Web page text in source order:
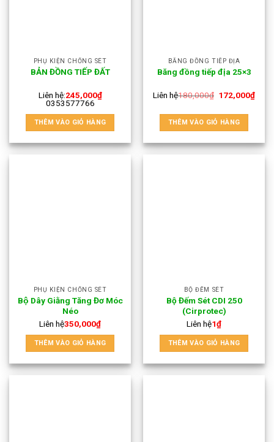
PHỤ KIỆN CHỐNG SÉT
BẢN ĐỒNG TIẾP ĐẤT
Liên hệ:245,000₫
0353577766
THÊM VÀO GIỎ HÀNG
BĂNG ĐỒNG TIẾP ĐỊA
Băng đồng tiếp địa 25×3
Liên hệ180,000₫ 172,000₫
THÊM VÀO GIỎ HÀNG
PHỤ KIỆN CHỐNG SÉT
Bộ Dây Giằng Tăng Đơ Móc
Néo
Liên hệ350,000₫
THÊM VÀO GIỎ HÀNG
BỘ ĐẾM SÉT
Bộ Đếm Sét CDI 250
(Cirprotec)
Liên hệ1₫
THÊM VÀO GIỎ HÀNG